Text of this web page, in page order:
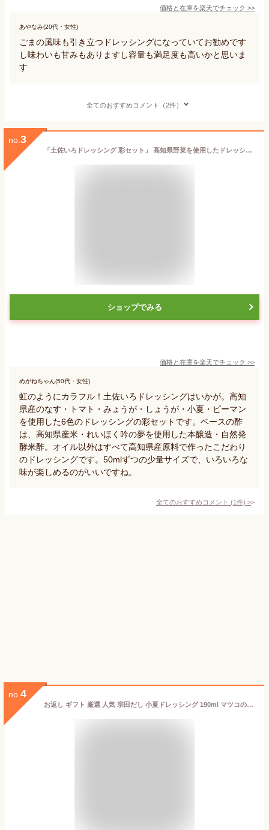
価格と在庫を楽天でチェック >>
あやなみ(20代・女性)
ごまの風味も引き立つドレッシングになっていてお勧めです
し味わいも甘みもありますし容量も満足度も高いかと思いま
す
全てのおすすめコメント（2件）
no. 3
「土佐いろドレッシング 彩セット」 高知県野菜を使用したドレッシング
ショップでみる
価格と在庫を楽天でチェック >>
めがねちゃん(50代・女性)
虹のようにカラフル！土佐いろドレッシングはいかが。高知
県産のなす・トマト・みょうが・しょうが・小夏・ピーマン
を使用した6色のドレッシングの彩セットです。ベースの酢
は、高知県産米・れいほく吟の夢を使用した本醸造・自然発
酵米酢。オイル以外はすべて高知県産原料で作ったこだわり
のドレッシングです。50mlずつの少量サイズで、いろいろな
味が楽しめるのがいいですね。
全てのおすすめコメント (1件) >
no. 4
お返し ギフト 厳選 人気 宗田だし 小夏ドレッシング 190ml マツコの知らない世界 こだわり 土佐清水食品株式会社 元気プロジェクトとささと 500円 高知県産 国産 無添加 宗田節 タレ 柑橘類 フルーツ さっぱり 調味料 だし 出汁 ノンオイル